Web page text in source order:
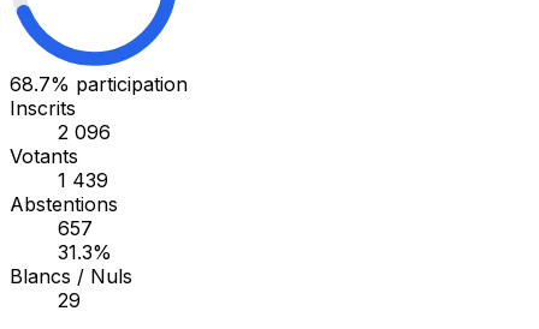
68.7% participation
Inscrits
2 096
Votants
1 439
Abstentions
657
31.3%
Blancs / Nuls
29